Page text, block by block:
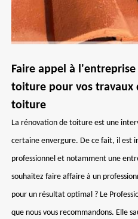
Faire appel à
toiture pour vos travaux
toiture
La rénovation de toiture est une
certaine envergure. De ce fait, il est
professionnel et notamment une
souhaitez faire affaire à un
pour un résultat optimal ? Le
que nous vous recommandons. Elle